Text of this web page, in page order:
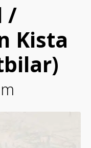
/
Kista